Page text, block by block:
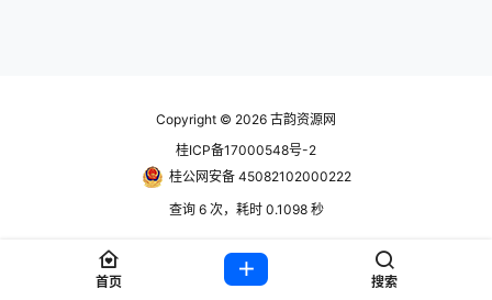
Copyright © 2026 古韵资源网
桂ICP备17000548号-2
桂公网安备 45082102000222
查询 6 次，耗时 0.1098 秒
首页 搜索